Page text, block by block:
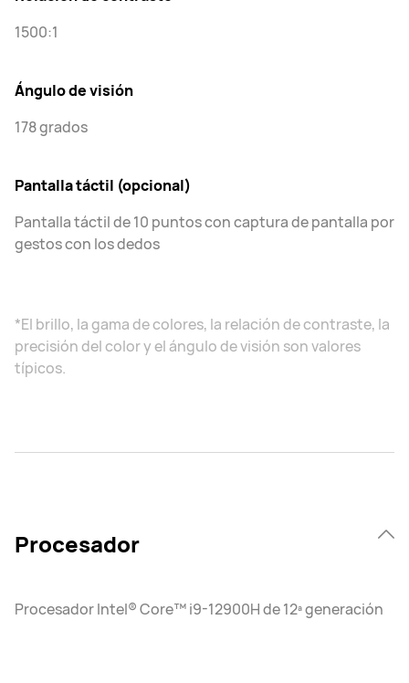
1500:1
Ángulo de visión
178 grados
Pantalla táctil (opcional)
Pantalla táctil de 10 puntos con captura de pantalla por
gestos con los dedos
*El brillo, la gama de colores, la relación de contraste, la
precisión del color y el ángulo de visión son valores
típicos.
Procesador
Procesador Intel® Core™ i9-12900H de 12ª generación